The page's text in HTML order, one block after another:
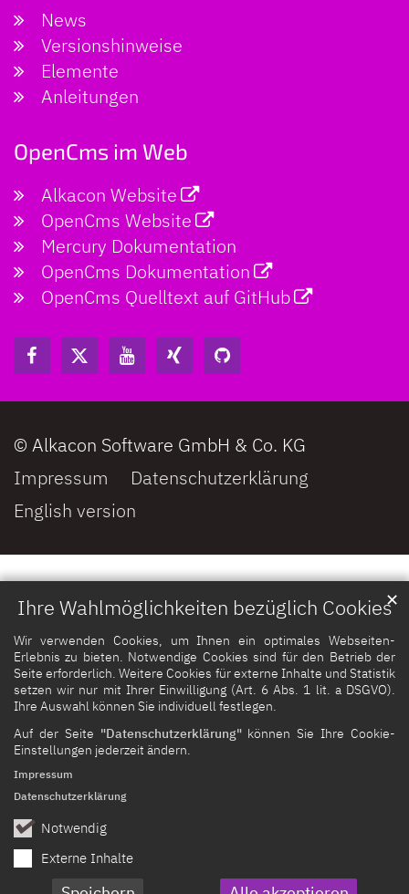
Ihre Wahlmöglichkeiten bezüglich Cookies
Wir verwenden Cookies, um Ihnen ein optimales Webseiten-
Erlebnis zu bieten. Notwendige Cookies sind für den Betrieb der
Seite erforderlich. Weitere Cookies für externe Inhalte und Statistik
setzen wir nur mit Ihrer Einwilligung (Art. 6 Abs. 1 lit. a DSGVO).
Ihre Auswahl können Sie individuell festlegen.
Auf der Seite "Datenschutzerklärung"können Sie Ihre Cookie-
Einstellungen jederzeit ändern.
Notwendig
Externe Inhalte
✕
Impressum
Datenschutzerklärung
News
Versionshinweise
Elemente
Anleitungen
OpenCms im Web
Alkacon Website
OpenCms Website
Mercury Dokumentation
OpenCms Dokumentation
OpenCms Quelltext auf GitHub
© Alkacon Software GmbH & Co. KG
Impressum
Datenschutzerklärung
English version